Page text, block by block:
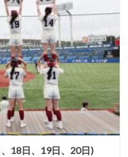
18日、19日、20日)